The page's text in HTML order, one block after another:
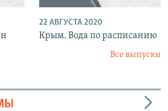
22 АВГУСТА 2020
Крым. Вода по расписанию
Все выпуски